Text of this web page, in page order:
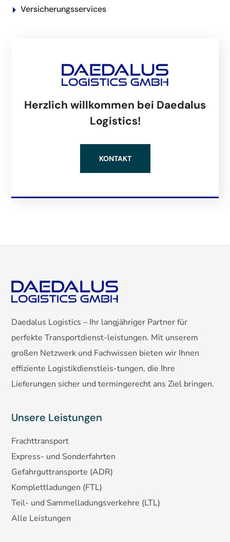
Versicherungsservices
Herzlich willkommen bei Daedalus
Logistics!
KONTAKT
Daedalus Logistics – Ihr langjähriger Partner für
perfekte Transportdienst-leistungen. Mit unserem
großen Netzwerk und Fachwissen bieten wir Ihnen
effiziente Logistikdienstleis-tungen, die Ihre
Lieferungen sicher und termingerecht ans Ziel bringen.
Unsere Leistungen
Frachttransport
Express- und Sonderfahrten
Gefahrguttransporte (ADR)
Komplettladungen (FTL)
Teil- und Sammelladungsverkehre (LTL)
Alle Leistungen